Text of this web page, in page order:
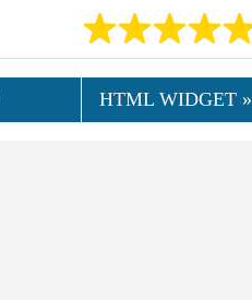
HTML WIDGET »